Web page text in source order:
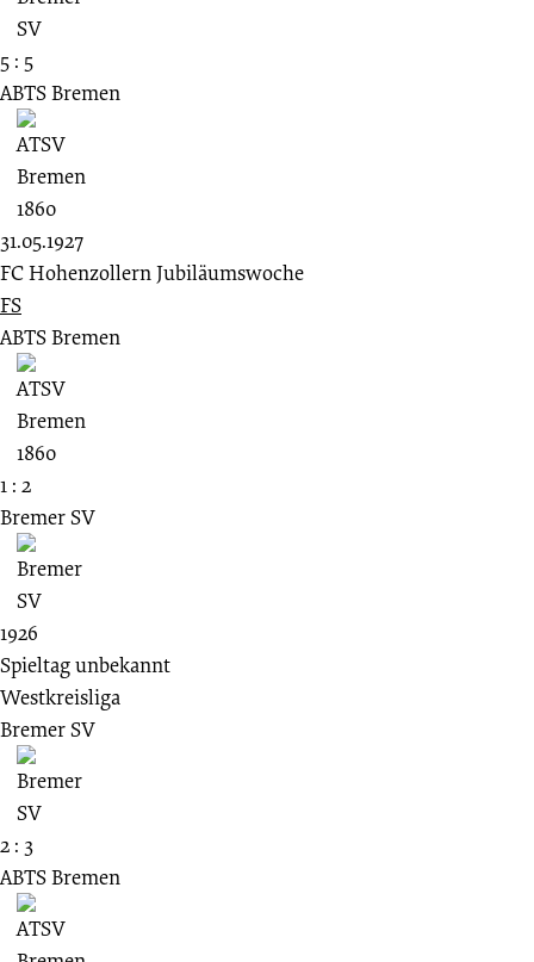
5 : 5
ABTS Bremen
31.05.1927
FC Hohenzollern Jubiläumswoche
FS
ABTS Bremen
1 : 2
Bremer SV
1926
Spieltag unbekannt
Westkreisliga
Bremer SV
2 : 3
ABTS Bremen